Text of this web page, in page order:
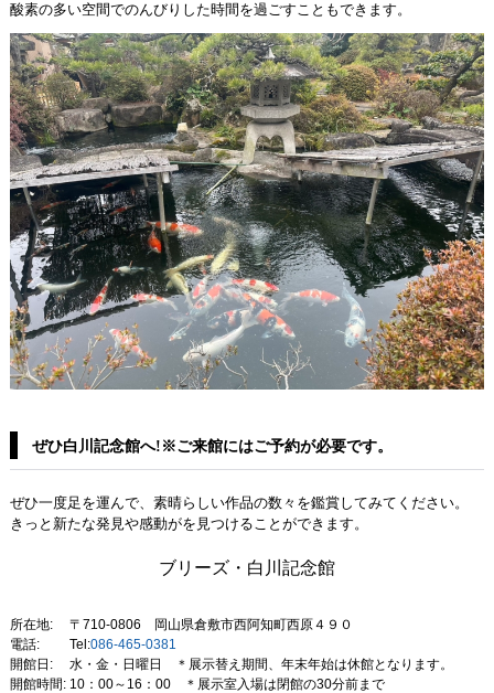
酸素の多い空間でのんびりした時間を過ごすこともできます。
ぜひ白川記念館へ!※ご来館にはご予約が必要です。
ぜひ一度足を運んで、素晴らしい作品の数々を鑑賞してみてください。
きっと新たな発見や感動がを見つけることができます。
ブリーズ・白川記念館
所在地: 〒710-0806 岡山県倉敷市西阿知町西原４９０
電話: Tel:086-465-0381
開館日: 水・金・日曜日 ＊展示替え期間、年末年始は休館となります。
開館時間: 10：00～16：00 ＊展示室入場は閉館の30分前まで